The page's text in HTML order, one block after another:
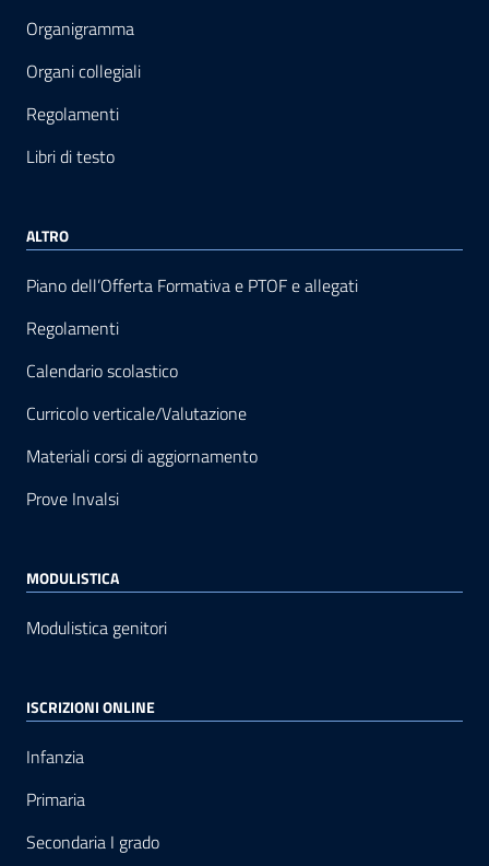
Organigramma
Organi collegiali
Regolamenti
Libri di testo
ALTRO
Piano dell’Offerta Formativa e PTOF e allegati
Regolamenti
Calendario scolastico
Curricolo verticale/Valutazione
Materiali corsi di aggiornamento
Prove Invalsi
MODULISTICA
Modulistica genitori
ISCRIZIONI ONLINE
Infanzia
Primaria
Secondaria I grado